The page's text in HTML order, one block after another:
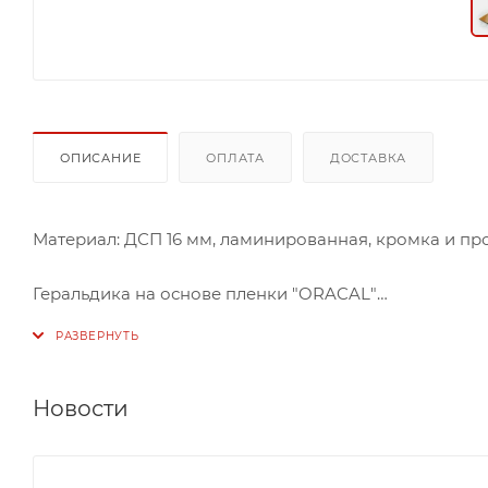
ОПИСАНИЕ ОПЛАТА ДОСТАВКА
Материал: ДСП 16 мм, ламинированная, кромка и
Геральдика на основе пленки "ORACAL"
приятной цене, получив красивую и качественную
Новости